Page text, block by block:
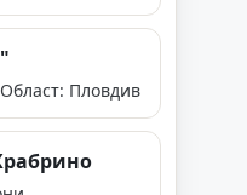
Област: Пловдив